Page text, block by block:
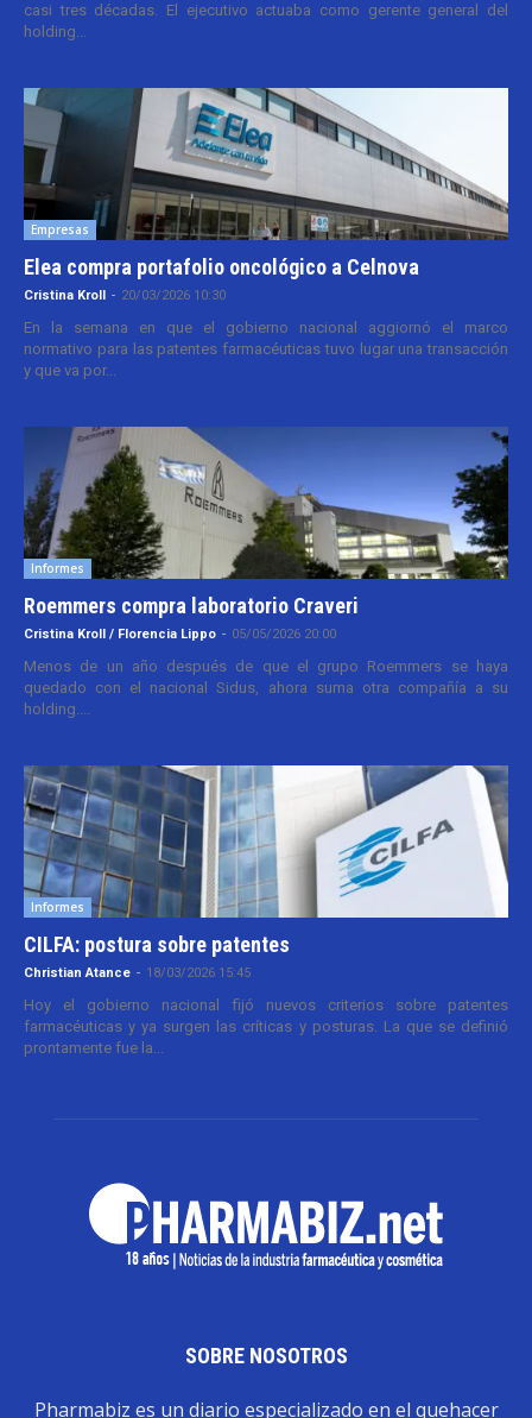
casi tres décadas. El ejecutivo actuaba como gerente general del
holding...
Empresas
Elea compra portafolio oncológico a Celnova
Cristina Kroll - 20/03/2026 10:30
En la semana en que el gobierno nacional aggiornó el marco
normativo para las patentes farmacéuticas tuvo lugar una transacción
y que va por...
Informes
Roemmers compra laboratorio Craveri
Cristina Kroll / Florencia Lippo - 05/05/2026 20:00
Menos de un año después de que el grupo Roemmers se haya
quedado con el nacional Sidus, ahora suma otra compañía a su
holding....
Informes
CILFA: postura sobre patentes
Christian Atance - 18/03/2026 15:45
Hoy el gobierno nacional fijó nuevos criterios sobre patentes
farmacéuticas y ya surgen las críticas y posturas. La que se definió
prontamente fue la...
SOBRE NOSOTROS
Pharmabiz es un diario especializado en el quehacer